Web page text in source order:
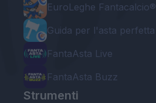
EuroLeghe Fantacalcio®
Guida per l'asta perfetta
FantaAsta Live
FantaAsta Buzz
Strumenti